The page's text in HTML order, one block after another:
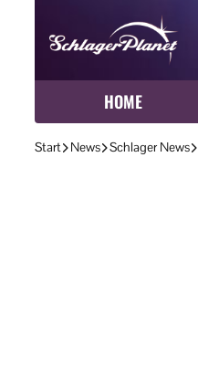
HOME
Start News Schlager News